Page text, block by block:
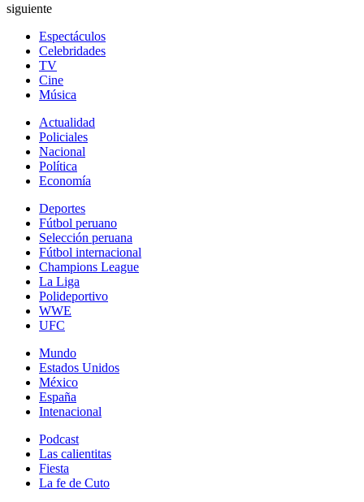
siguiente
Espectáculos
Celebridades
TV
Cine
Música
Actualidad
Policiales
Nacional
Política
Economía
Deportes
Fútbol peruano
Selección peruana
Fútbol internacional
Champions League
La Liga
Polideportivo
WWE
UFC
Mundo
Estados Unidos
México
España
Intenacional
Podcast
Las calientitas
Fiesta
La fe de Cuto